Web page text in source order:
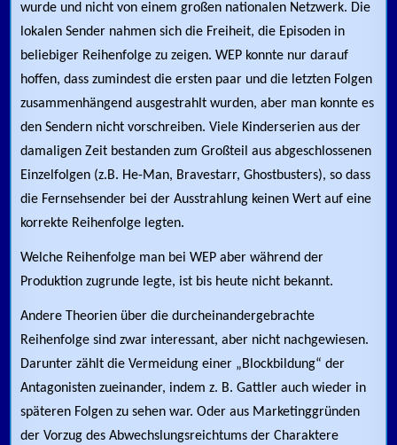
wurde und nicht von einem großen nationalen Netzwerk. Die
lokalen Sender nahmen sich die Freiheit, die Episoden in
beliebiger Reihenfolge zu zeigen. WEP konnte nur darauf
hoffen, dass zumindest die ersten paar und die letzten Folgen
zusammenhängend ausgestrahlt wurden, aber man konnte es
den Sendern nicht vorschreiben. Viele Kinderserien aus der
damaligen Zeit bestanden zum Großteil aus abgeschlossenen
Einzelfolgen (z.B. He-Man, Bravestarr, Ghostbusters), so dass
die Fernsehsender bei der Ausstrahlung keinen Wert auf eine
korrekte Reihenfolge legten.
Welche Reihenfolge man bei WEP aber während der
Produktion zugrunde legte, ist bis heute nicht bekannt.
Andere Theorien über die durcheinandergebrachte
Reihenfolge sind zwar interessant, aber nicht nachgewiesen.
Darunter zählt die Vermeidung einer „Blockbildung“ der
Antagonisten zueinander, indem z. B. Gattler auch wieder in
späteren Folgen zu sehen war. Oder aus Marketinggründen
der Vorzug des Abwechslungsreichtums der Charaktere